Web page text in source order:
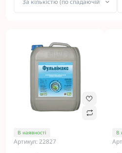
В наявності
Артикул: 22827
В